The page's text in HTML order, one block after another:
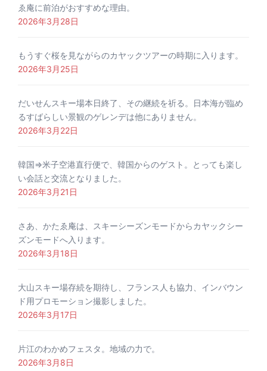
ゑ庵に前泊がおすすめな理由。
2026年3月28日
もうすぐ桜を見ながらのカヤックツアーの時期に入ります。
2026年3月25日
だいせんスキー場本日終了、その継続を祈る。日本海が臨め
るすばらしい景観のゲレンデは他にありません。
2026年3月22日
韓国⇒米子空港直行便で、韓国からのゲスト。とっても楽し
い会話と交流となりました。
2026年3月21日
さあ、かたゑ庵は、スキーシーズンモードからカヤックシー
ズンモードへ入ります。
2026年3月18日
大山スキー場存続を期待し、フランス人も協力、インバウン
ド用プロモーション撮影しました。
2026年3月17日
片江のわかめフェスタ。地域の力で。
2026年3月8日